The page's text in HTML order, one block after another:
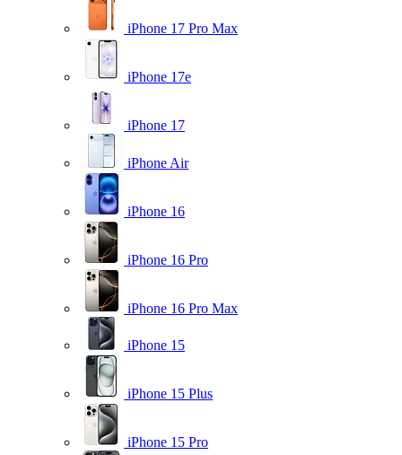
iPhone 17 Pro Max
iPhone 17e
iPhone 17
iPhone Air
iPhone 16
iPhone 16 Pro
iPhone 16 Pro Max
iPhone 15
iPhone 15 Plus
iPhone 15 Pro